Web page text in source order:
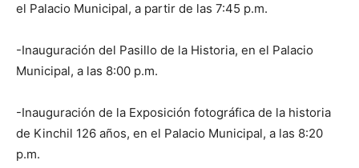
el Palacio Municipal, a partir de las 7:45 p.m.
-Inauguración del Pasillo de la Historia, en el Palacio
Municipal, a las 8:00 p.m.
-Inauguración de la Exposición fotográfica de la historia
de Kinchil 126 años, en el Palacio Municipal, a las 8:20
p.m.